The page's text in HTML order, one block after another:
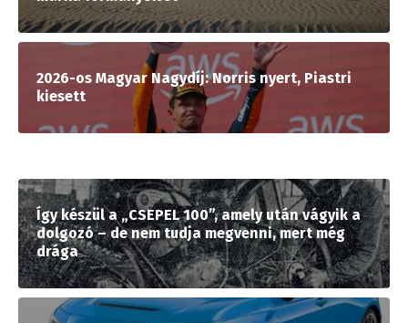
2026-os Magyar Nagydíj: Norris nyert, Piastri
kiesett
Így készül a „CSEPEL 100”, amely után vágyik a
dolgozó – de nem tudja megvenni, mert még
drága